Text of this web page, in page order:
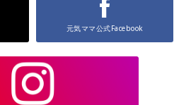
元気ママ公式Facebook